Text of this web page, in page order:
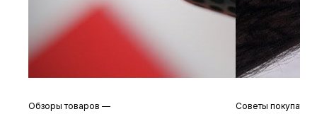
Обзоры товаров —
Советы